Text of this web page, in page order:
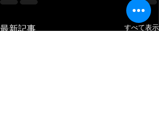
最新記事 すべて表示